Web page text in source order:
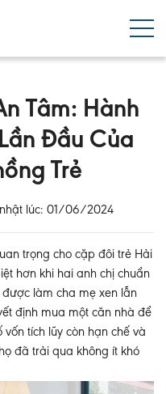
Tâm: Hành
Đầu Của
Trẻ
lúc: 01/06/2024
trọng cho cặp đôi trẻ Hải
hơn khi hai anh chị chuẩn
làm cha mẹ xen lẫn
định mua một căn nhà để
vốn tích lũy còn hạn chế và
đã trải qua không ít khó